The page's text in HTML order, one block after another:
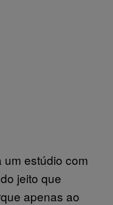
um estúdio com
jeito que
apenas ao